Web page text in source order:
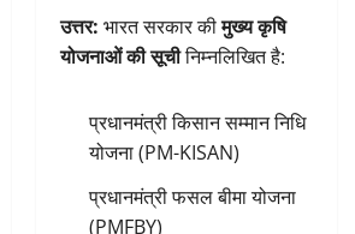
उत्तर: भारत सरकार कीमुख्य कृषि
योजनाओं की सूचीनिम्नलिखित है:
प्रधानमंत्री किसान सम्मान निधि
योजना (PM-KISAN)
प्रधानमंत्री फसल बीमा योजना
(PMFBY)